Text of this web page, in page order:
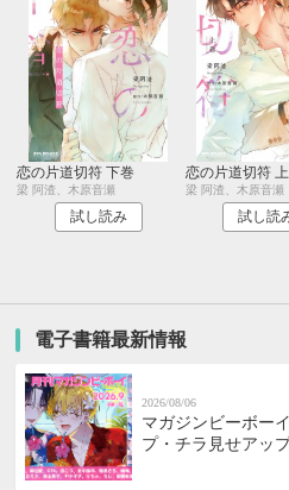
恋の片道切符 下巻
梁 阿渣、木原音瀬
試し読み
恋の片道切符
梁 阿渣、木原音瀬
試し読
電子書籍最新情報
2026/08/06
マガジンビーボー
プ・チラ見せアッ